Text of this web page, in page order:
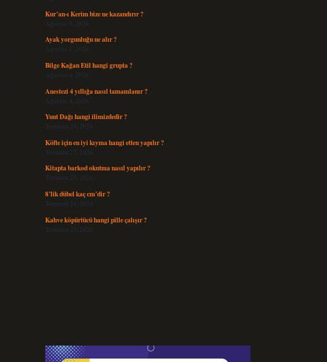
Kur’an-ı Kerim bize ne kazandırır ?
Ağustos 6, 2026
Ayak yorgunluğu ne alır ?
Ağustos 5, 2026
Bilge Kağan Etil hangi grupta ?
Ağustos 4, 2026
Anestezi 4 yıllığa nasıl tamamlanır ?
Ağustos 4, 2026
Yunt Dağı hangi ilimizdedir ?
Temmuz 29, 2026
Köfte için en iyi kıyma hangi etten yapılır ?
Temmuz 27, 2026
Kitapta barkod okutma nasıl yapılır ?
Temmuz 25, 2026
8’lik dübel kaç cm’dir ?
Temmuz 24, 2026
Kahve köpürtücü hangi pille çalışır ?
Temmuz 23, 2026